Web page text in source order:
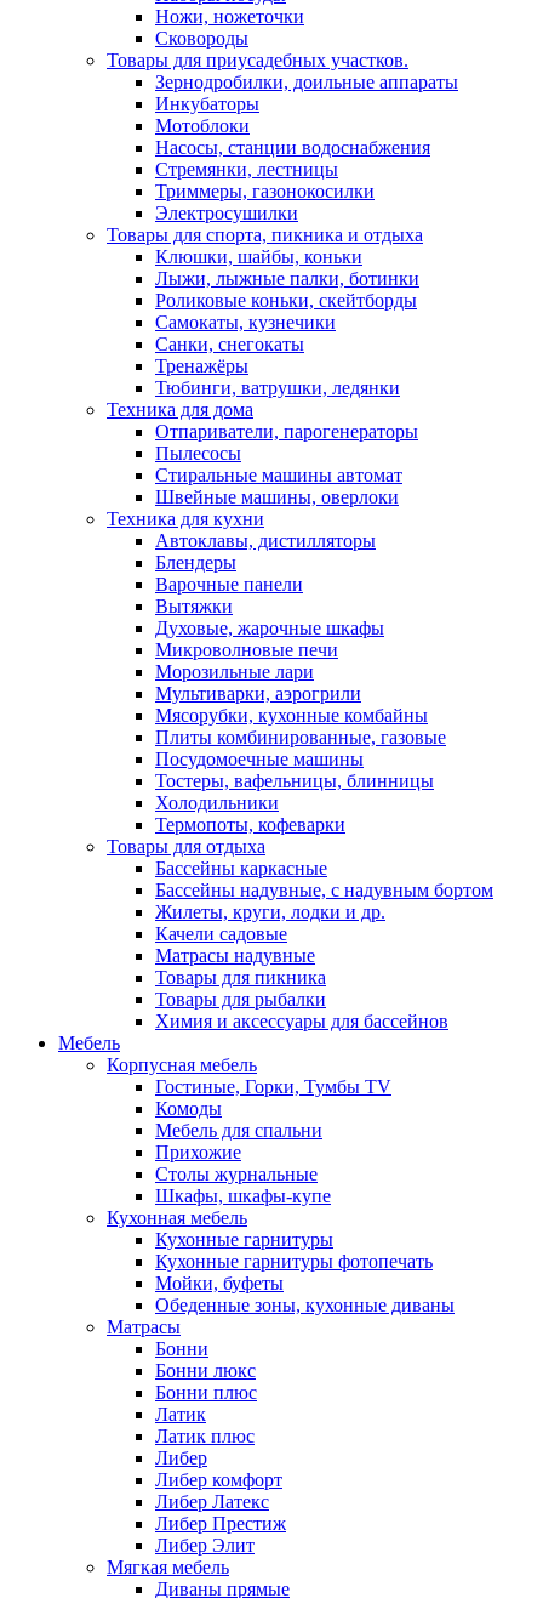
Ножи, ножеточки
Сковороды
Товары для приусадебных участков.
Зернодробилки, доильные аппараты
Инкубаторы
Мотоблоки
Насосы, станции водоснабжения
Стремянки, лестницы
Триммеры, газонокосилки
Электросушилки
Товары для спорта, пикника и отдыха
Клюшки, шайбы, коньки
Лыжи, лыжные палки, ботинки
Роликовые коньки, скейтборды
Самокаты, кузнечики
Санки, снегокаты
Тренажёры
Тюбинги, ватрушки, ледянки
Техника для дома
Отпариватели, парогенераторы
Пылесосы
Стиральные машины автомат
Швейные машины, оверлоки
Техника для кухни
Автоклавы, дистилляторы
Блендеры
Варочные панели
Вытяжки
Духовые, жарочные шкафы
Микроволновые печи
Морозильные лари
Мультиварки, аэрогрили
Мясорубки, кухонные комбайны
Плиты комбинированные, газовые
Посудомоечные машины
Тостеры, вафельницы, блинницы
Холодильники
Термопоты, кофеварки
Товары для отдыха
Бассейны каркасные
Бассейны надувные, с надувным бортом
Жилеты, круги, лодки и др.
Качели садовые
Матрасы надувные
Товары для пикника
Товары для рыбалки
Химия и аксессуары для бассейнов
Мебель
Корпусная мебель
Гостиные, Горки, Тумбы TV
Комоды
Мебель для спальни
Прихожие
Столы журнальные
Шкафы, шкафы-купе
Кухонная мебель
Кухонные гарнитуры
Кухонные гарнитуры фотопечать
Мойки, буфеты
Обеденные зоны, кухонные диваны
Матрасы
Бонни
Бонни люкс
Бонни плюс
Латик
Латик плюс
Либер
Либер комфорт
Либер Латекс
Либер Престиж
Либер Элит
Мягкая мебель
Диваны прямые